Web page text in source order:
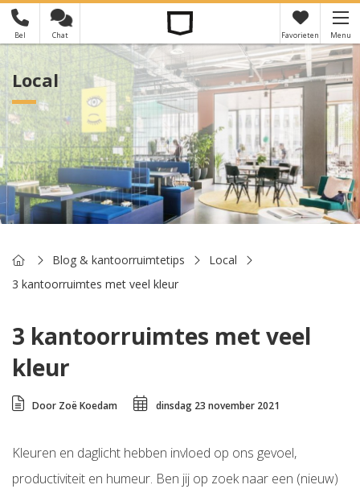
Bel Chat Favorieten Menu
Je hebt nog geen favorieten ×
Local
HomeBlog & kantoorruimtetips
Local
3 kantoorruimtes met veel kleur
3 kantoorruimtes met veel
kleur
Door Zoë Koedam dinsdag 23 november 2021
Kleuren en daglicht hebben invloed op ons gevoel,
productiviteit en humeur. Ben jij op zoek naar een (nieuw)